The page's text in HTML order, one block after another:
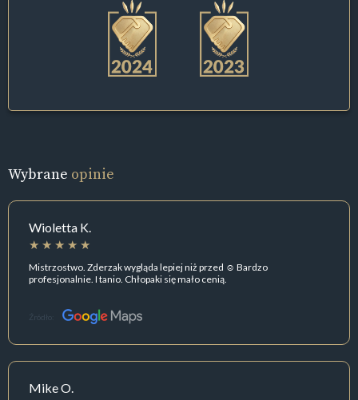
Wybrane opinie
Wioletta K.
Mistrzostwo. Zderzak wygląda lepiej niż przed ☺️ Bardzo
profesjonalnie. I tanio. Chłopaki się mało cenią.
Źródło:
Mike O.